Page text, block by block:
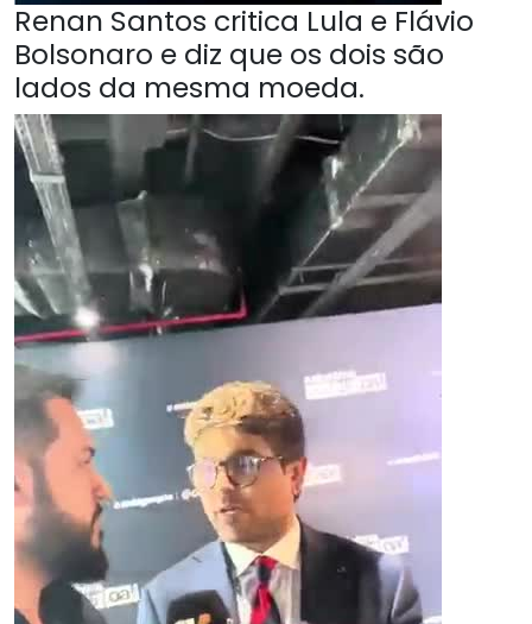
Renan Santos critica Lula e Flávio
Bolsonaro e diz que os dois são
lados da mesma moeda.